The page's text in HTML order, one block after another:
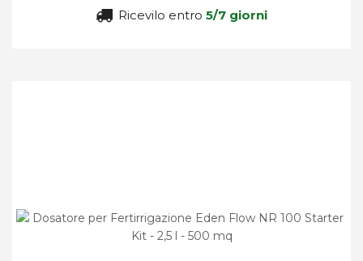
Ricevilo entro 5/7 giorni